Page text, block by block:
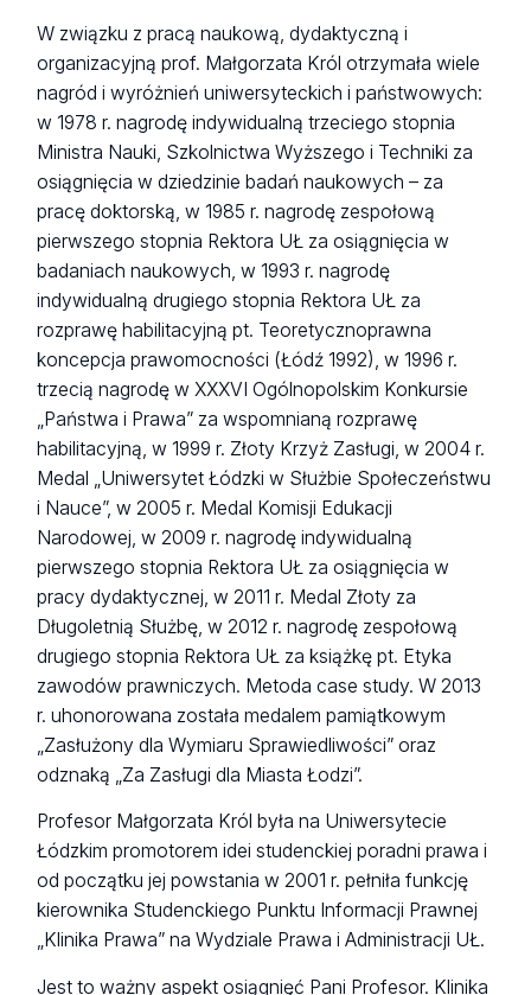
W związku z pracą naukową, dydaktyczną i
organizacyjną prof. Małgorzata Król otrzymała wiele
nagród i wyróżnień uniwersyteckich i państwowych:
w 1978 r. nagrodę indywidualną trzeciego stopnia
Ministra Nauki, Szkolnictwa Wyższego i Techniki za
osiągnięcia w dziedzinie badań naukowych – za
pracę doktorską, w 1985 r. nagrodę zespołową
pierwszego stopnia Rektora UŁ za osiągnięcia w
badaniach naukowych, w 1993 r. nagrodę
indywidualną drugiego stopnia Rektora UŁ za
rozprawę habilitacyjną pt. Teoretycznoprawna
koncepcja prawomocności (Łódź 1992), w 1996 r.
trzecią nagrodę w XXXVI Ogólnopolskim Konkursie
„Państwa i Prawa” za wspomnianą rozprawę
habilitacyjną, w 1999 r. Złoty Krzyż Zasługi, w 2004 r.
Medal „Uniwersytet Łódzki w Służbie Społeczeństwu
i Nauce”, w 2005 r. Medal Komisji Edukacji
Narodowej, w 2009 r. nagrodę indywidualną
pierwszego stopnia Rektora UŁ za osiągnięcia w
pracy dydaktycznej, w 2011 r. Medal Złoty za
Długoletnią Służbę, w 2012 r. nagrodę zespołową
drugiego stopnia Rektora UŁ za książkę pt. Etyka
zawodów prawniczych. Metoda case study. W 2013
r. uhonorowana została medalem pamiątkowym
„Zasłużony dla Wymiaru Sprawiedliwości” oraz
odznaką „Za Zasługi dla Miasta Łodzi”.
Profesor Małgorzata Król była na Uniwersytecie
Łódzkim promotorem idei studenckiej poradni prawa i
od początku jej powstania w 2001 r. pełniła funkcję
kierownika Studenckiego Punktu Informacji Prawnej
„Klinika Prawa” na Wydziale Prawa i Administracji UŁ.
Jest to ważny aspekt osiągnięć Pani Profesor. Klinika